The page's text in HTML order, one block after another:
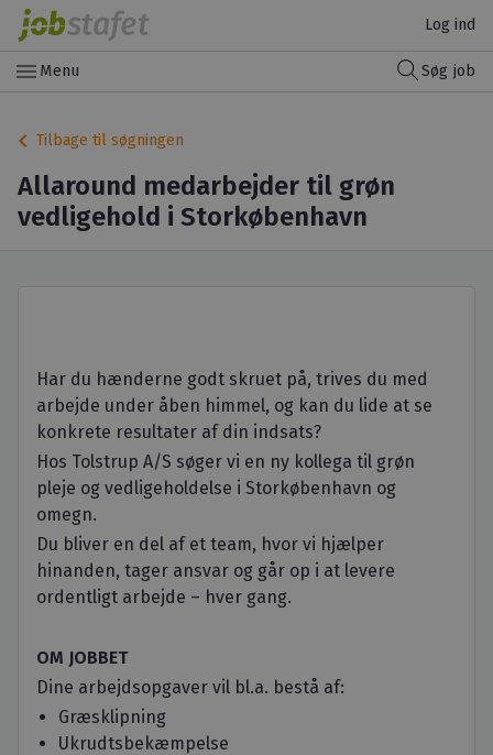
Log ind
menu Menu Søg job
keyboard_arrow_left Tilbage til søgningen
Allaround medarbejder til grøn
vedligehold i Storkøbenhavn
Har du hænderne godt skruet på, trives du med
arbejde under åben himmel, og kan du lide at se
konkrete resultater af din indsats?
Hos Tolstrup A/S søger vi en ny kollega til grøn
pleje og vedligeholdelse i Storkøbenhavn og
omegn.
Du bliver en del af et team, hvor vi hjælper
hinanden, tager ansvar og går op i at levere
ordentligt arbejde – hver gang.
OM JOBBET
Dine arbejdsopgaver vil bl.a. bestå af:
Græsklipning
Ukrudtsbekæmpelse